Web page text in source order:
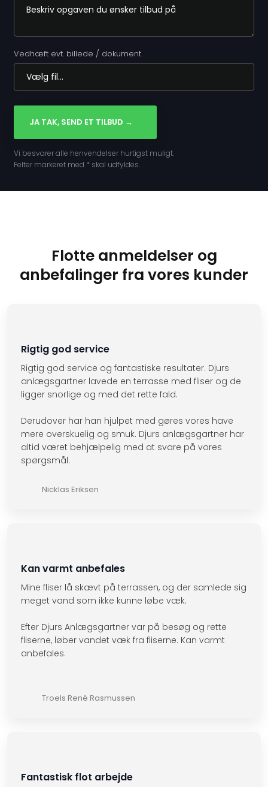
Vedhæft evt. billede / dokument
Vi besvarer alle henvendelser hurtigst muligt.
Felter markeret med * skal udfyldes.​
Flotte anmeldelser og
anbefalinger fra vores kunder
Rigtig god service
Rigtig god service og fantastiske resultater. Djurs
anlægsgartner lavede en terrasse med fliser og de
ligger snorlige og med det rette fald.
Derudover har han hjulpet med gøres vores have
mere overskuelig og smuk. Djurs anlægsgartner har
altid været behjælpelig med at svare på vores
spørgsmål.
Nicklas Eriksen
Kan varmt anbefales
Mine fliser lå skævt på terrassen, og der samlede sig
meget vand som ikke kunne løbe væk.
Efter Djurs Anlægsgartner var på besøg og rette
fliserne, løber vandet væk fra fliserne. Kan varmt
anbefales.
Troels René Rasmussen
Fantastisk flot arbejde